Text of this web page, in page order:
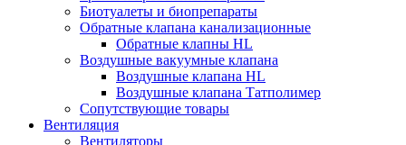
Биотуалеты и биопрепараты
Обратные клапана канализационные
Обратные клапны HL
Воздушные вакуумные клапана
Воздушные клапана HL
Воздушные клапана Татполимер
Сопутствующие товары
Вентиляция
Вентиляторы